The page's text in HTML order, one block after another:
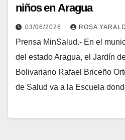
niños en Aragua
03/06/2026 ROSA
Prensa MinSalud.- En el
del estado Aragua, el Jardín
Bolivariano Rafael Briceño
de Salud va a la Escuela